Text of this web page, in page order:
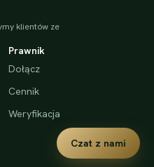
klientów ze
Prawnik
Dołącz
Cennik
Weryfikacja
Czat z nami